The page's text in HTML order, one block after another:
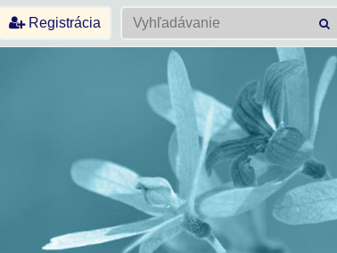
Registrácia